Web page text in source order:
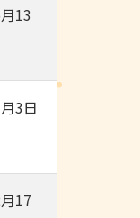
13
3日
17